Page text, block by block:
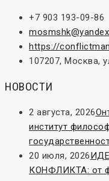
+7 903 193-09-86
https://
107207, Москва,
НОВОСТИ
2 августа, 2026
институт
20 июля, 2026
КОНФЛИКТА: от